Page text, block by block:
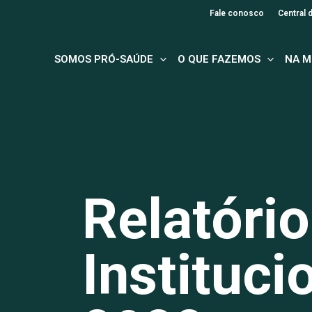
Fale conosco Central
SOMOS PRÓ-SAÚDE O QUE FAZEMOS NA
Relatório